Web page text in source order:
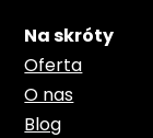
Na skróty
Oferta
O nas
Blog